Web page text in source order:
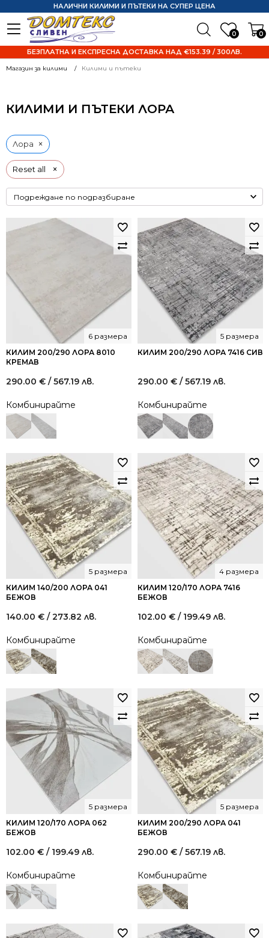
0 0
НАЛИЧНИ КИЛИМИ И ПЪТЕКИ НА СУПЕР ЦЕНА
БЕЗПЛАТНА И ЕКСПРЕСНА ДОСТАВКА НАД €153.39 / 300ЛВ.
Магазин за килими Килими и пътеки
КИЛИМИ И ПЪТЕКИ ЛОРА
Reset all ×
Лора ×
КИЛИМ 200/290 ЛОРА 8010
КРЕМАВ
6 размера
290.00 € / 567.19 лв.
Комбинирайте
КИЛИМ 200/290 ЛОРА 7416 СИВ
5 размера
290.00 € / 567.19 лв.
Комбинирайте
КИЛИМ 140/200 ЛОРА 041
БЕЖОВ
5 размера
140.00 € / 273.82 лв.
Комбинирайте
КИЛИМ 120/170 ЛОРА 7416
БЕЖОВ
4 размера
102.00 € / 199.49 лв.
Комбинирайте
КИЛИМ 120/170 ЛОРА 062
БЕЖОВ
5 размера
102.00 € / 199.49 лв.
Комбинирайте
КИЛИМ 200/290 ЛОРА 041
БЕЖОВ
5 размера
290.00 € / 567.19 лв.
Комбинирайте